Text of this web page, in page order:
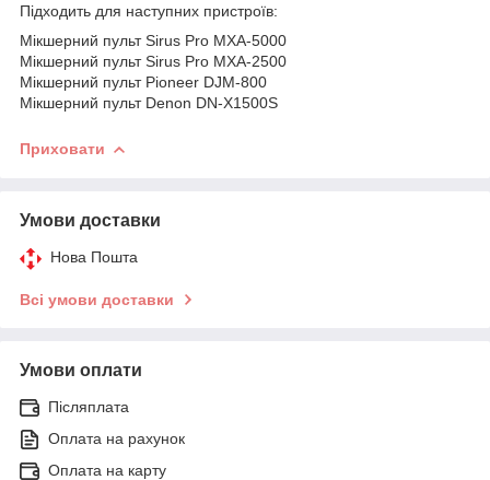
Підходить для наступних пристроїв:
Мікшерний пульт Sirus Pro MXA-5000
Мікшерний пульт Sirus Pro MXA-2500
Мікшерний пульт Pioneer DJM-800
Мікшерний пульт Denon DN-X1500S
Приховати
Умови доставки
Нова Пошта
Всі умови доставки
Умови оплати
Післяплата
Оплата на рахунок
Оплата на карту